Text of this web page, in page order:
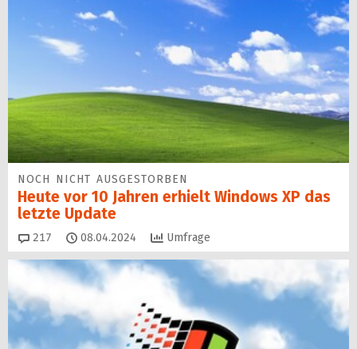
NOCH NICHT AUSGESTORBEN
Heute vor 10 Jahren erhielt Windows XP das
letzte Update
217 Kommentare
08.04.2024 Umfrage